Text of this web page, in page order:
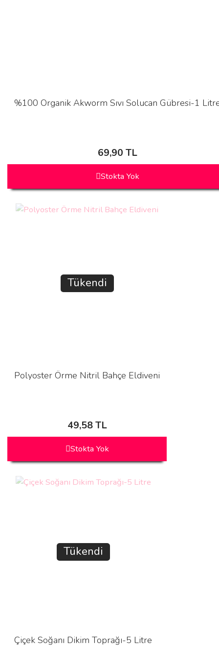
%100 Organik Akworm Sıvı Solucan Gübresi-1
69,90 TL
Stokta Yok
Tükendi
Polyoster Örme Nitril Bahçe Eldiveni
49,58 TL
Stokta Yok
Tükendi
Çiçek Soğanı Dikim Toprağı-5 Litre